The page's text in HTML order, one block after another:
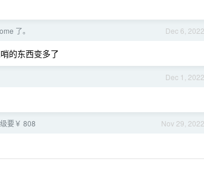
Dec 6, 2022
了。
的东西变多了
Dec 1, 2022
Nov 29, 2022
要￥ 808